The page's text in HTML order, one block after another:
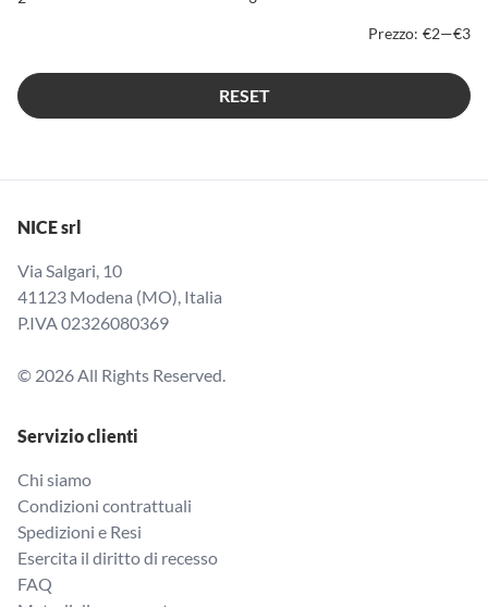
Prezzo: €2—€3
RESET
NICE srl
Via Salgari, 10
41123 Modena (MO), Italia
P.IVA 02326080369
© 2026 All Rights Reserved.
Servizio clienti
Chi siamo
Condizioni contrattuali
Spedizioni e Resi
Esercita il diritto di recesso
FAQ